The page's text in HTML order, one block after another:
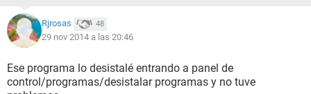
Rjrosas 48
29 nov 2014 a las 20:46
Ese programa lo desistalé entrando a panel de
control/programas/desistalar programas y no tuve